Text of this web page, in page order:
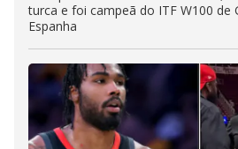
turca e foi campeã do ITF W100 de
Espanha